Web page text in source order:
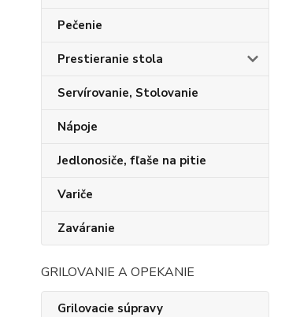
Pečenie
Prestieranie stola
Servírovanie, Stolovanie
Nápoje
Jedlonosiče, fľaše na pitie
Variče
Zaváranie
GRILOVANIE A OPEKANIE
Grilovacie súpravy